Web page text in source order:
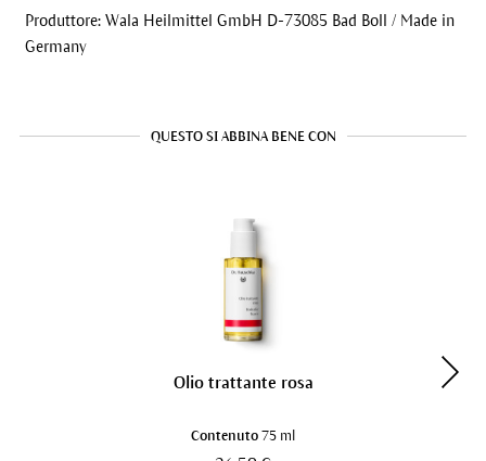
Produttore: Wala Heilmittel GmbH D-73085 Bad Boll / Made in
Germany
QUESTO SI ABBINA BENE CON
Olio trattante rosa
Contenuto 75 ml